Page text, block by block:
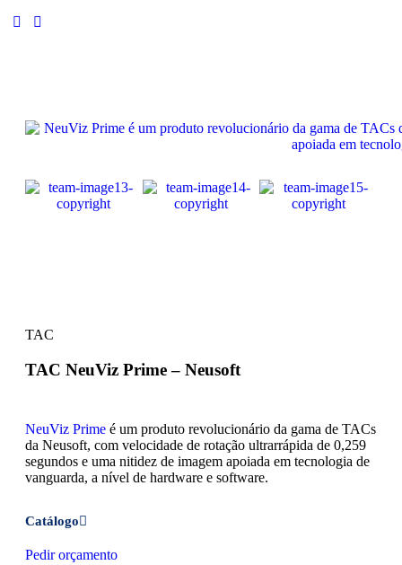
TAC
TAC NeuViz Prime – Neusoft
NeuViz Prime é um produto revolucionário da gama de TACs
da Neusoft, com velocidade de rotação ultrarrápida de 0,259
segundos e uma nitidez de imagem apoiada em tecnologia de
vanguarda, a nível de hardware e software.
Catálogo
Pedir orçamento